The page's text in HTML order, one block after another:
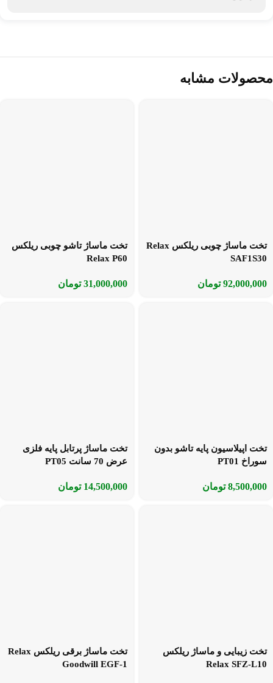
محصولات مشابه
تخت ماساژ چوبی ریلکس Relax
SAF1S30
92,000,000 تومان
تخت ماساژ تاشو چوبی ریلکس
Relax P60
31,000,000 تومان
تخت اپیلاسیون پایه تاشو بدون
سوراخ PT01
8,500,000 تومان
تخت ماساژ پرتابل پایه فلزی
عرض 70 سانت PT05
14,500,000 تومان
تخت زیبایی و ماساژ ریلکس
Relax SFZ-L10
تخت ماساژ برقی ریلکس Relax
Goodwill EGF-1